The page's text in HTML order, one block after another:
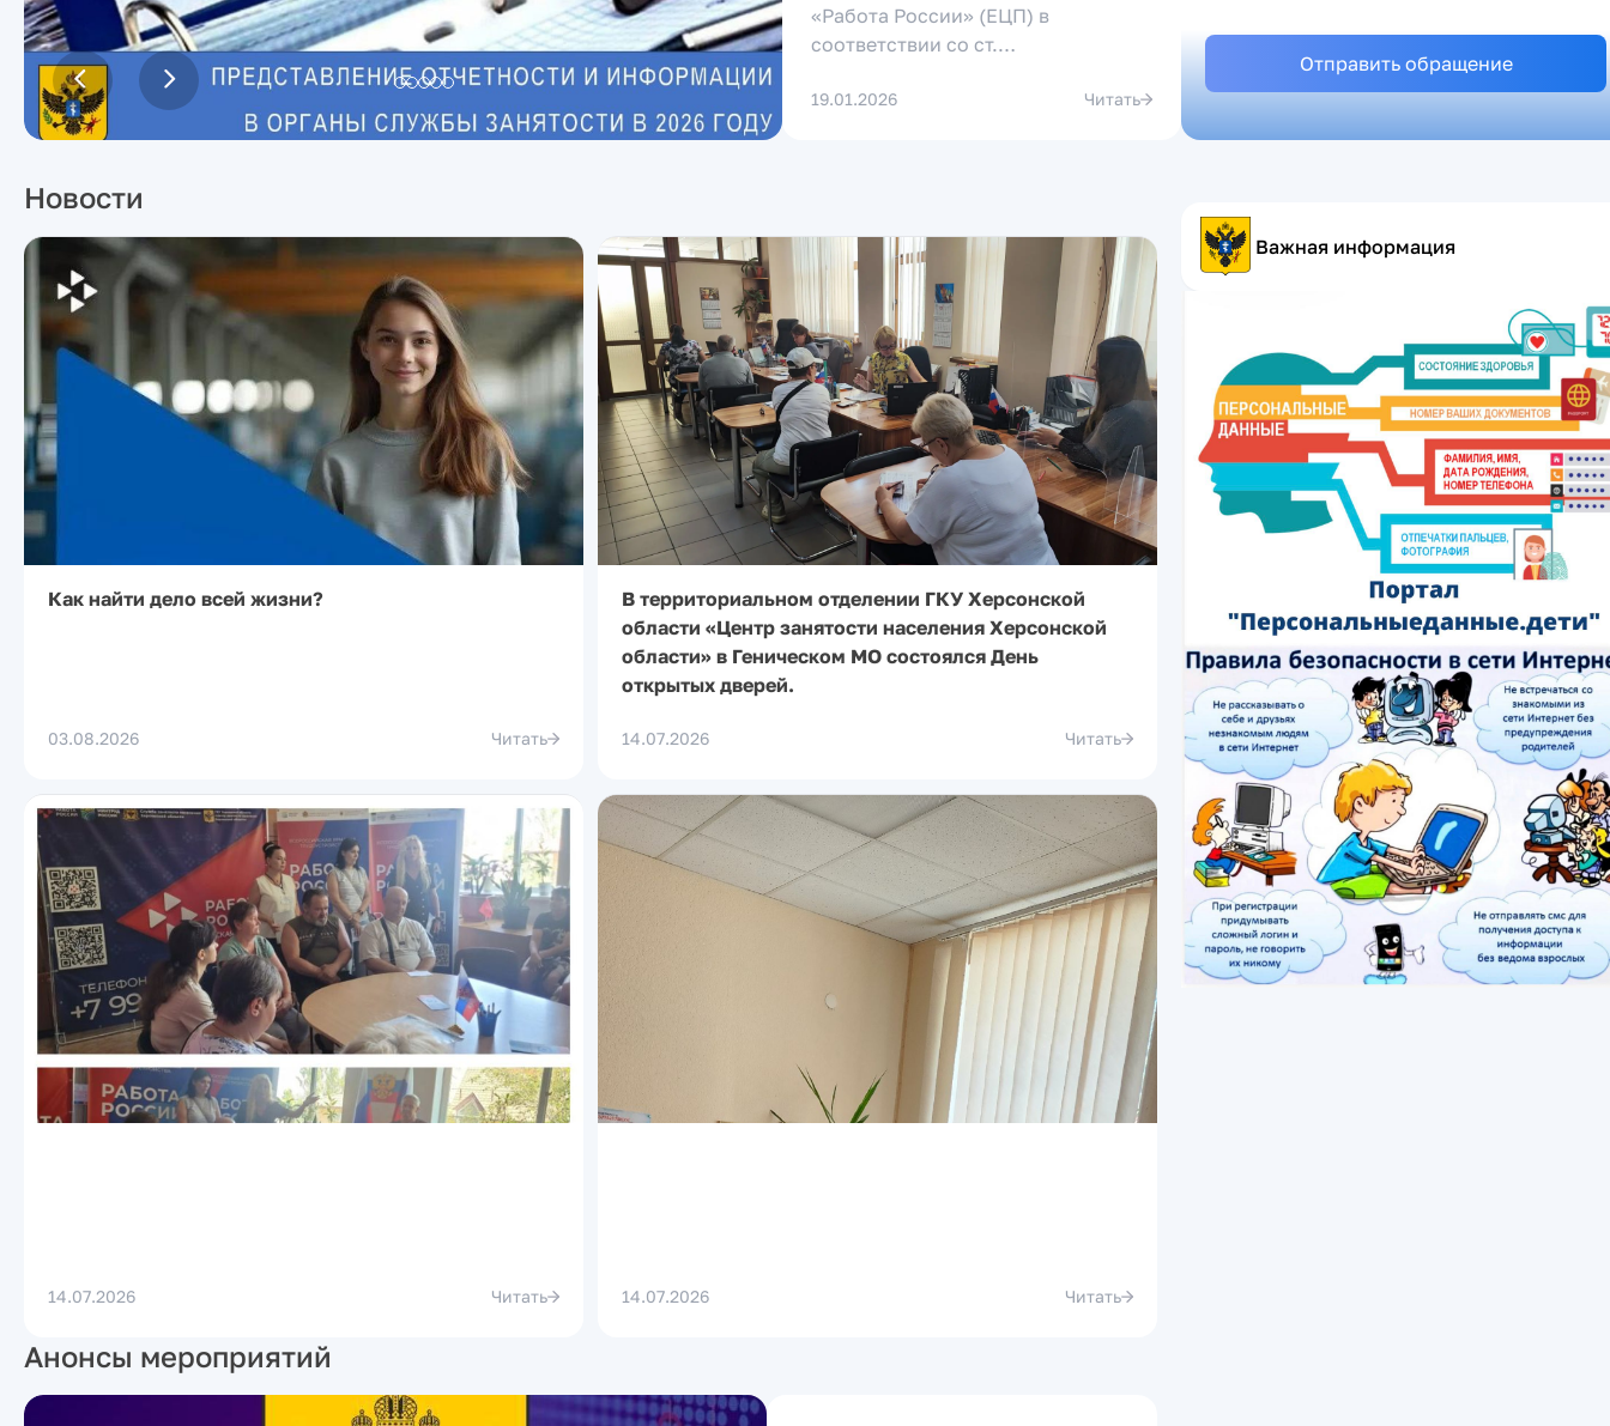
«Работа России» (ЕЦП) в
соответствии со ст.…
19.01.2026 Читать
Отправить обращение
Новости
Как найти дело всей жизни?
03.08.2026 Читать
В территориальном отделении ГКУ Херсонской
области «Центр занятости населения Херсонской
области» в Геническом МО состоялся День
открытых дверей.
14.07.2026 Читать
14.07.2026 Читать 14.07.2026 Читать
Анонсы мероприятий
Важная информация